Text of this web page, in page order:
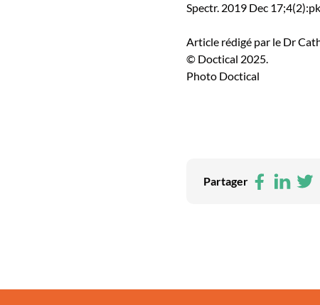
Spectr. 2019 Dec
Article rédigé par le Dr
© Doctical 2025.
Photo Doctical
Partager